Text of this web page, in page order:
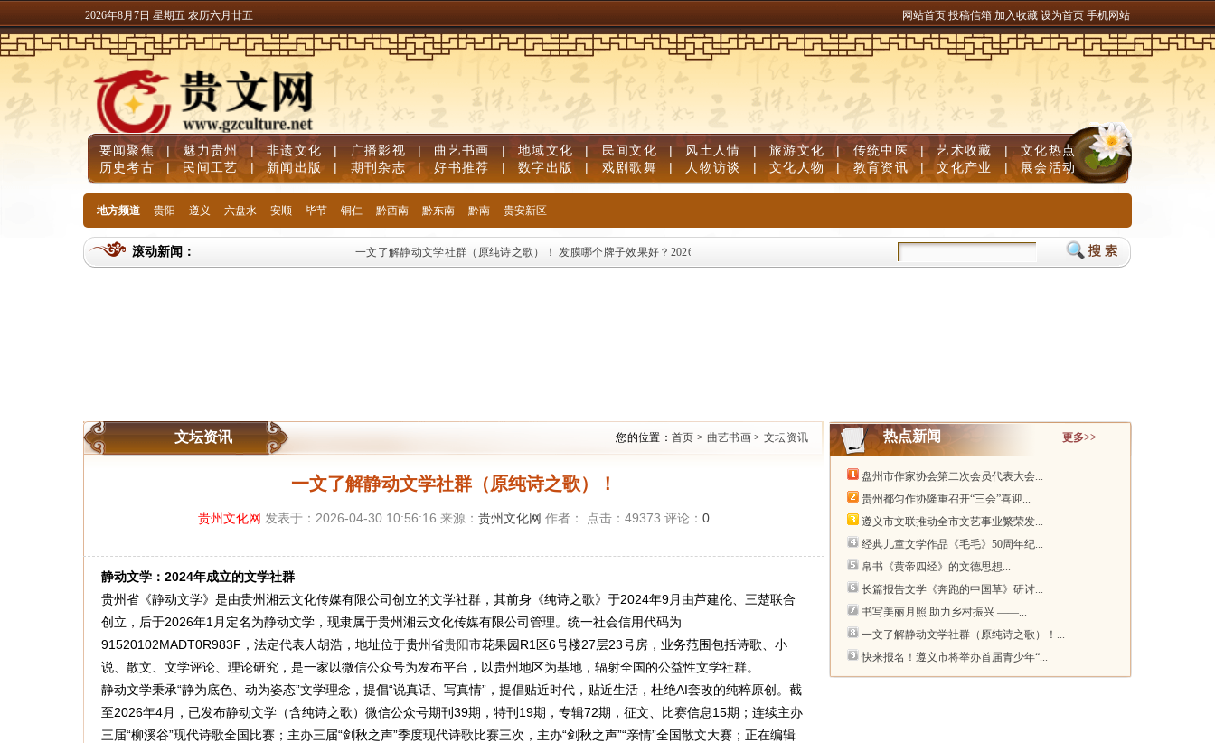
2026年8月7日 星期五 农历六月廿五 网站首页 投稿信箱 加入收藏 设为首页 手机网站
要闻聚焦 | 魅力贵州 | 非遗文化 | 广播影视 | 曲艺书画 | 地域文化 | 民间文化 | 风土人情 | 旅游文化 | 传统中医 | 艺术收藏 | 文化热点
历史考古
| 民间工艺 | 新闻出版 | 期刊杂志 | 好书推荐 | 数字出版 | 戏剧歌舞 | 人物访谈 | 文化人物 | 教育资讯 | 文化产业 | 展会活动
地方频道 贵阳 遵义 六盘水 安顺 毕节 铜仁 黔西南 黔东南 黔南 贵安新区
滚动新闻： 一文了解静动文学社群（原纯诗之歌）！ 发膜哪个牌子效果好？2026 全场景深度修护实测 烫染急救、受损发质逆袭 护发素哪个牌子最好用？2026五大实力派真人实测，从干枯
文坛资讯 您的位置： 首页 > 曲艺书画> 文坛资讯
一文了解静动文学社群（原纯诗之歌）！
贵州文化网 发表于：2026-04-30 10:56:16 来源： 贵州文化网 作者： 点击： 49373 评论： 0
静动文学：2024年成立的文学社群
贵州省《静动文学》是由贵州湘云文化传媒有限公司创立的文学社群，其前身《纯诗之歌》于2024年9月由芦建伦、三楚联合
创立，后于2026年1月定名为静动文学，现隶属于贵州湘云文化传媒有限公司管理。统一社会信用代码为
91520102MADT0R983F，法定代表人胡浩，地址位于贵州省贵阳市花果园R1区6号楼27层23号房，业务范围包括诗歌、小
说、散文、文学评论、理论研究，是一家以微信公众号为发布平台，以贵州地区为基地，辐射全国的公益性文学社群。
静动文学秉承“静为底色、动为姿态”文学理念，提倡“说真话、写真情”，提倡贴近时代，贴近生活，杜绝AI套改的纯粹原创。截
至2026年4月，已发布静动文学（含纯诗之歌）微信公众号期刊39期，特刊19期，专辑72期，征文、比赛信息15期；连续主办
三届“柳溪谷”现代诗歌全国比赛；主办三届“剑秋之声”季度现代诗歌比赛三次，主办“剑秋之声”“亲情”全国散文大赛；正在编辑
热点新闻 更多>>
盘州市作家协会第二次会员代表大会...
贵州都匀作协隆重召开“三会”喜迎...
遵义市文联推动全市文艺事业繁荣发...
经典儿童文学作品《毛毛》50周年纪...
帛书《黄帝四经》的文德思想...
长篇报告文学《奔跑的中国草》研讨...
书写美丽月照 助力乡村振兴 ——...
一文了解静动文学社群（原纯诗之歌）！...
快来报名！遵义市将举办首届青少年“...